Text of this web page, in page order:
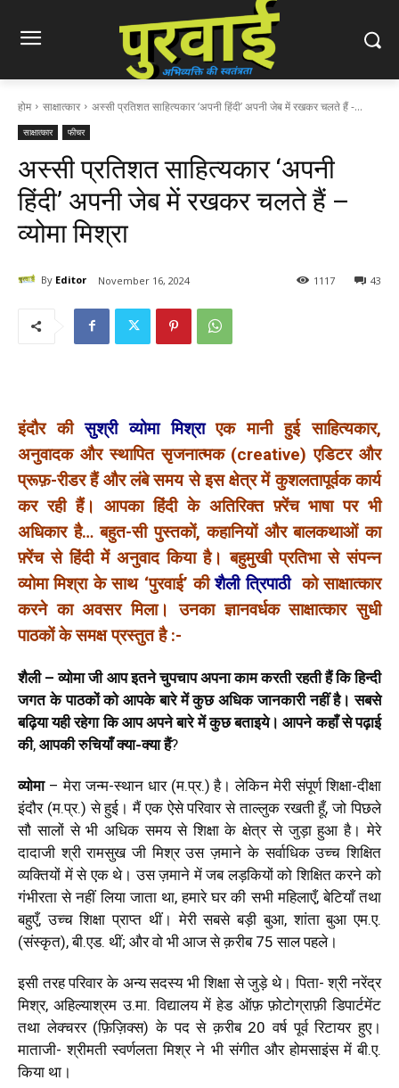
होम साक्षात्कार अस्सी प्रतिशत साहित्यकार ‘अपनी हिंदी’ अपनी जेब में रखकर चलते हैं -...
साक्षात्कार फीचर
अस्सी प्रतिशत साहित्यकार ‘अपनी
हिंदी’ अपनी जेब में रखकर चलते हैं –
व्योमा मिश्रा
By Editor November 16, 2024 43
1117
इंदौर कीसुश्री व्योमा मिश्राएक मानी हुई साहित्यकार,
अनुवादक और स्थापित सृजनात्मक (creative) एडिटर और
प्रूफ़-रीडर हैं और लंबे समय से इस क्षेत्र में कुशलतापूर्वक कार्य
कर रही हैं। आपका हिंदी के अतिरिक्त फ़्रेंच भाषा पर भी
अधिकार है… बहुत-सी पुस्तकों, कहानियों और बालकथाओं का
फ़्रेंच से हिंदी में अनुवाद किया है।बहुमुखी प्रतिभा से संपन्न
व्योमा मिश्रा के साथ ‘पुरवाई’ कीशैली त्रिपाठीको साक्षात्कार
करने का अवसर मिला। उनका ज्ञानवर्धक साक्षात्कार सुधी
पाठकों के समक्ष प्रस्तुत है :-
शैली – व्योमा जी आप इतने चुपचाप अपना काम करती रहती हैं कि हिन्दी
जगत के पाठकों को आपके बारे में कुछ अधिक जानकारी नहीं है। सबसे
बढ़िया यही रहेगा कि आप अपने बारे में कुछ बताइये। आपने कहाँ से पढ़ाई
की, आपकी रुचियाँ क्या-क्या हैं?
व्योमा – मेरा जन्म-स्थान धार (म.प्र.) है। लेकिन मेरी संपूर्ण शिक्षा-दीक्षा
इंदौर (म.प्र.) से हुई। मैं एक ऐसे परिवार से ताल्लुक रखती हूँ, जो पिछले
सौ सालों से भी अधिक समय से शिक्षा के क्षेत्र से जुड़ा हुआ है। मेरे
दादाजी श्री रामसुख जी मिश्र उस ज़माने के सर्वाधिक उच्च शिक्षित
व्यक्तियों में से एक थे। उस ज़माने में जब लड़कियों को शिक्षित करने को
गंभीरता से नहीं लिया जाता था, हमारे घर की सभी महिलाएँ, बेटियाँ तथा
बहुएँ, उच्च शिक्षा प्राप्त थीं। मेरी सबसे बड़ी बुआ, शांता बुआ एम.ए.
(संस्कृत), बी.एड. थीं; और वो भी आज से क़रीब 75 साल पहले।
इसी तरह परिवार के अन्य सदस्य भी शिक्षा से जुड़े थे। पिता- श्री नरेंद्र
मिश्र, अहिल्याश्रम उ.मा. विद्यालय में हेड ऑफ़ फ़ोटोग्राफ़ी डिपार्टमेंट
तथा लेक्चरर (फ़िज़िक्स) के पद से क़रीब 20 वर्ष पूर्व रिटायर हुए।
माताजी- श्रीमती स्वर्णलता मिश्र ने भी संगीत और होमसाइंस में बी.ए.
किया था।